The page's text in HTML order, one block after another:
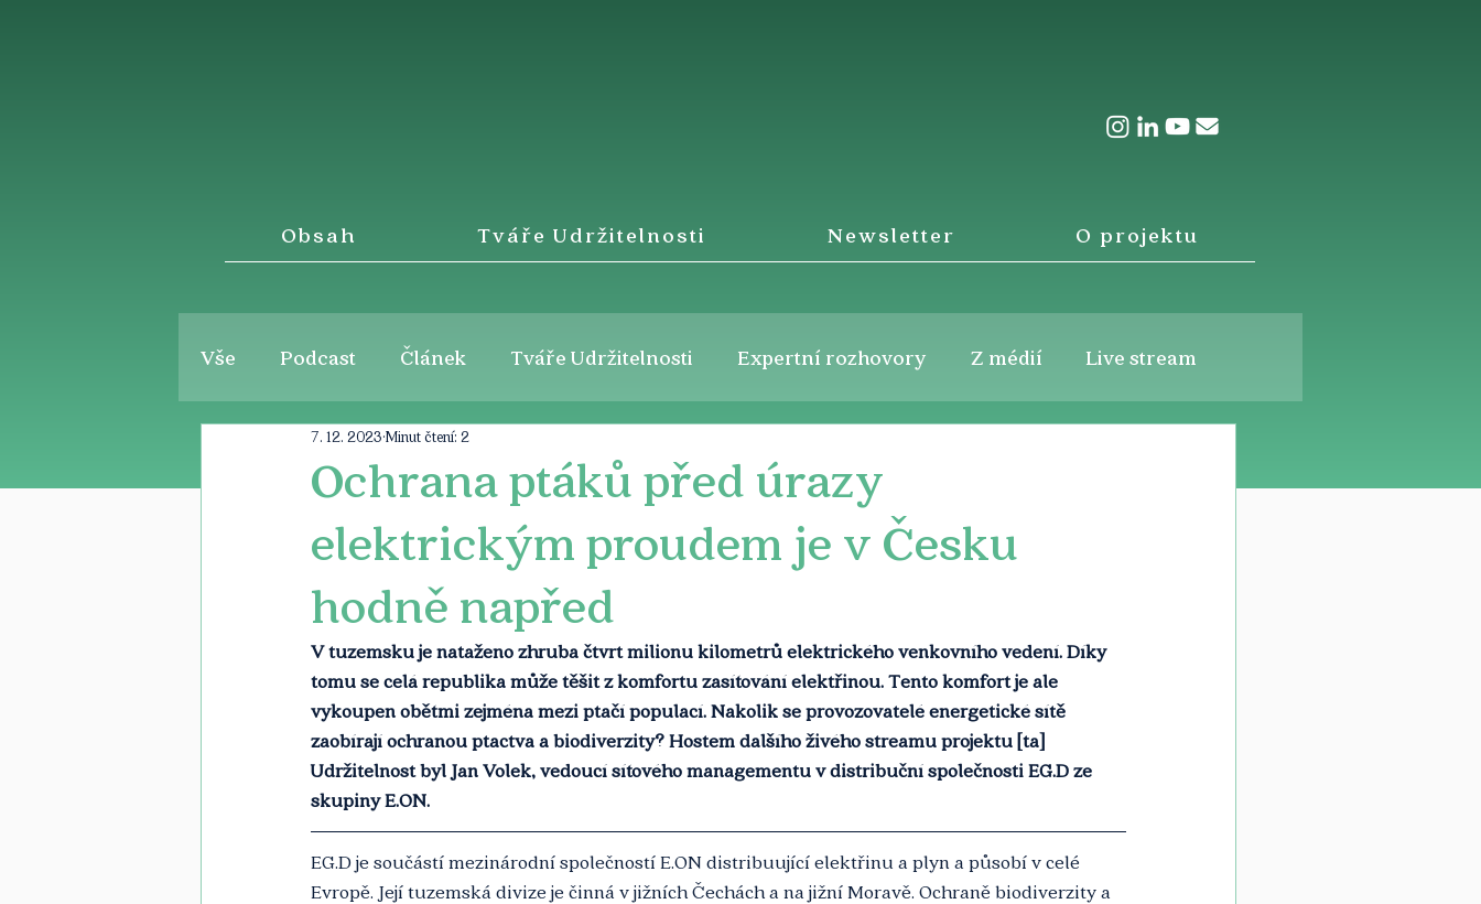
Obsah Tváře Udržitelnosti Newsletter O projektu
Vše Podcast Článek Tváře Udržitelnosti Expertní rozhovory Z médií Live stream
Ochrana ptáků před úrazy
elektrickým proudem je v Česku
hodně napřed
7. 12. 2023 Minut čtení: 2
V tuzemsku je nataženo zhruba čtvrt milionu kilometrů elektrického venkovního vedení. Díky
tomu se celá republika může těšit z komfortu zasíťování elektřinou. Tento komfort je ale
vykoupen oběťmi zejména mezi ptačí populací. Nakolik se provozovatelé energetické sítě
zaobírají ochranou ptactva a biodiverzity? Hostem dalšího živého streamu projektu [ta]
Udržitelnost byl Jan Volek, vedoucí síťového managementu v distribuční společnosti EG.D ze
skupiny E.ON.
EG.D je součástí mezinárodní společností E.ON distribuující elektřinu a plyn a působí v celé
Evropě. Její tuzemská divize je činná v jižních Čechách a na jižní Moravě. Ochraně biodiverzity a